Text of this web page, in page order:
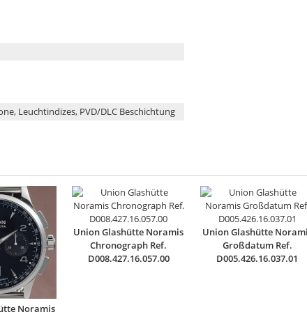
Leuchtindizes, PVD/DLC Beschichtung
Noramis
Union Glashütte Noramis
Chronograph Ref.
D008.427.16.057.00
Union Glashütte
Großdatum Ref.
D005.426.16.037.01